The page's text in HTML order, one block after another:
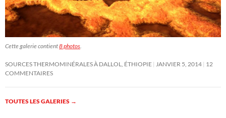
Cette galerie contient8 photos
SOURCES THERMOMINÉRALES À DALLOL, ÉTHIOPIE JANVIER 5, 2014 12
COMMENTAIRES
TOUTES LES GALERIES →